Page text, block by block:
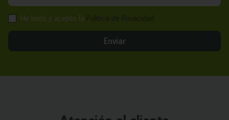
He leído y acepto la
Enviar